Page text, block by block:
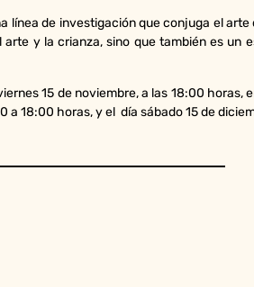
línea de investigación que conjuga el
y la crianza, sino que también es
15 de noviembre, a las 18:00 horas,
a 18:00 horas, y el día sábado 15 de